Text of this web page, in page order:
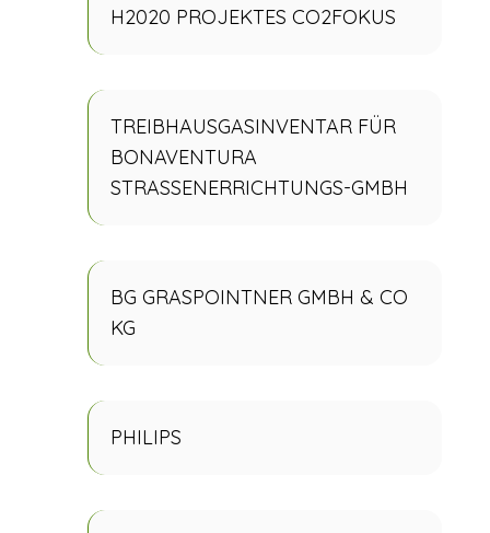
H2020 PROJEKTES CO2FOKUS
TREIBHAUSGASINVENTAR FÜR
BONAVENTURA
STRASSENERRICHTUNGS-GMBH
BG GRASPOINTNER GMBH & CO
KG
PHILIPS